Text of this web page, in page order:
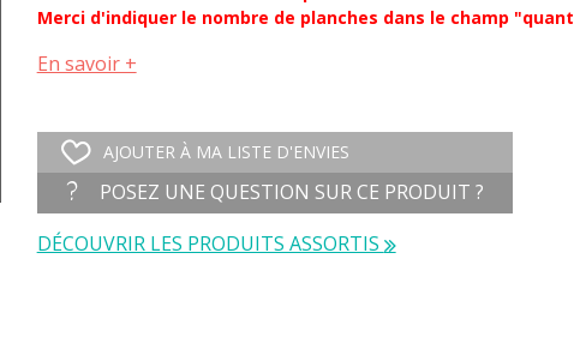
Merci d'indiquer le nombre de planches dans le champ
En savoir +
AJOUTER À MA LISTE D'ENVIES
POSEZ UNE QUESTION SUR CE PRODUIT ?
DÉCOUVRIR LES PRODUITS ASSORTIS